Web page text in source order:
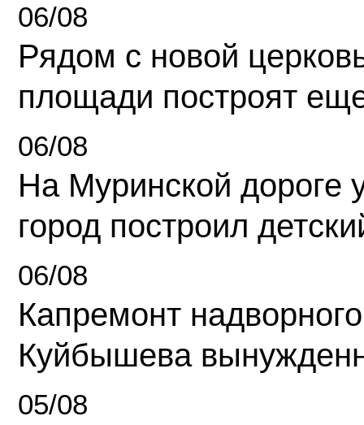
06/08
Рядом с новой
площади построят
06/08
На Муринской дороге
город построил
06/08
Капремонт
Куйбышева
05/08